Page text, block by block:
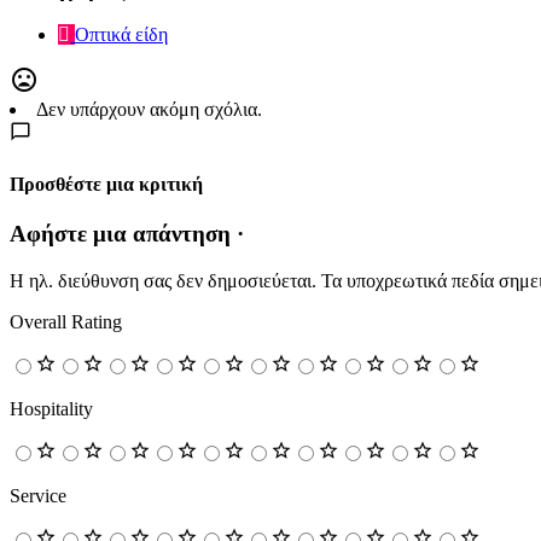
Οπτικά είδη
Δεν υπάρχουν ακόμη σχόλια.
Προσθέστε μια κριτική
Αφήστε μια απάντηση ·
Η ηλ. διεύθυνση σας δεν δημοσιεύεται. Τα υποχρεωτικά πεδία
Overall Rating
Hospitality
Service